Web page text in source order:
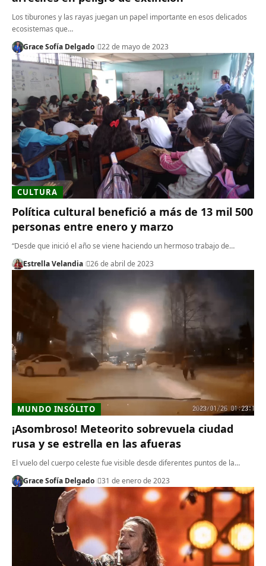
Los tiburones y las rayas juegan un papel importante en esos delicados
ecosistemas que…
Grace Sofía Delgado
22 de mayo de 2023
CULTURA
Política cultural benefició a más de 13 mil 500
personas entre enero y marzo
“Desde que inició el año se viene haciendo un hermoso trabajo de…
Estrella Velandia
26 de abril de 2023
MUNDO INSÓLITO
¡Asombroso! Meteorito sobrevuela ciudad
rusa y se estrella en las afueras
El vuelo del cuerpo celeste fue visible desde diferentes puntos de la…
Grace Sofía Delgado
31 de enero de 2023